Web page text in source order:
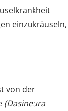
einzukräuseln,
von der
(Dasineura